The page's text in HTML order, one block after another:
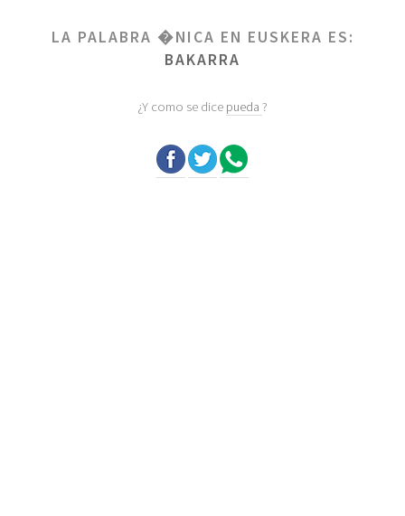
LA PALABRA �NICA EN EUSKERA ES:
BAKARRA
¿Y como se dice pueda ?